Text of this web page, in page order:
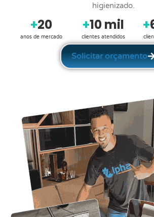
higienizado.
anos de mercado
+20
clientes atendidos
+10 mil +
Solicitar orçamento